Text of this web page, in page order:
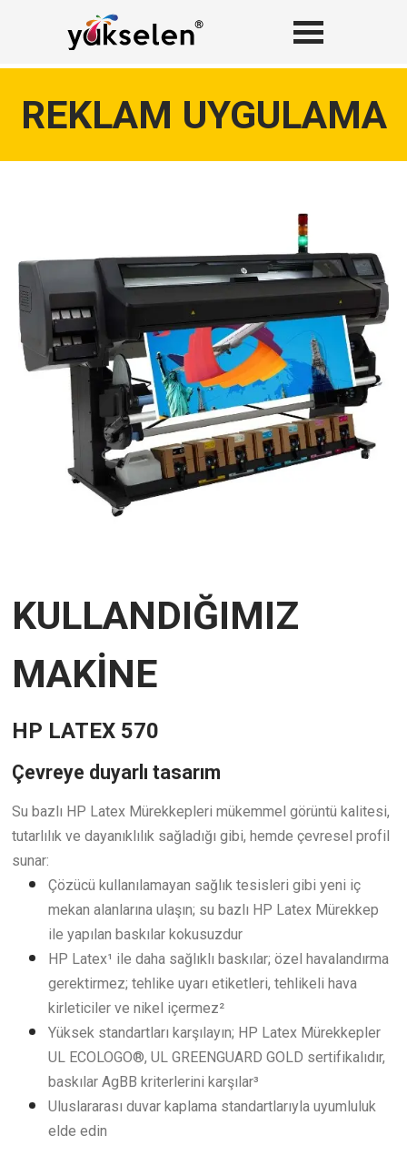
REKLAM UYGULAMA
KULLANDIĞIMIZ
MAKİNE
HP LATEX 570
Çevreye duyarlı tasarım
Su bazlı HP Latex Mürekkepleri mükemmel görüntü kalitesi,
tutarlılık ve dayanıklılık sağladığı gibi, hemde çevresel profil
sunar:
Çözücü kullanılamayan sağlık tesisleri gibi yeni iç
mekan alanlarına ulaşın; su bazlı HP Latex Mürekkep
ile yapılan baskılar kokusuzdur
HP Latex¹ ile daha sağlıklı baskılar; özel havalandırma
gerektirmez; tehlike uyarı etiketleri, tehlikeli hava
kirleticiler ve nikel içermez²
Yüksek standartları karşılayın; HP Latex Mürekkepler
UL ECOLOGO®, UL GREENGUARD GOLD sertifikalıdır,
baskılar AgBB kriterlerini karşılar³
Uluslararası duvar kaplama standartlarıyla uyumluluk
elde edin